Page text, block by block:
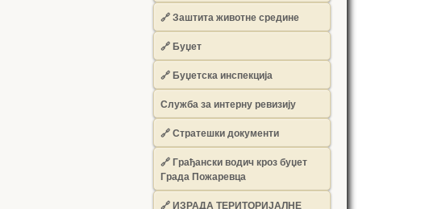
🔗Заштита животне средине
🔗Буџет
🔗Буџетска инспекција
Служба за интерну ревизију
🔗Стратешки документи
🔗Грађански водич кроз буџет
Града Пожаревца
🔗ИЗРАДА ТЕРИТОРИЈАЛНЕ